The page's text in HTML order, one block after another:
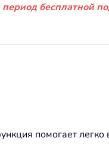
бесплатной
помогает